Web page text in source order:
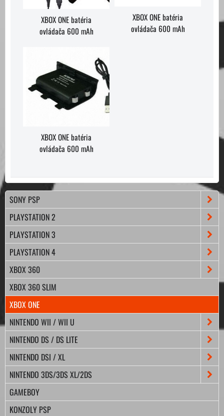
XBOX ONE batéria
ovládača 600 mAh
XBOX ONE batéria
ovládača 600 mAh
XBOX ONE batéria
ovládača 600 mAh
SONY PSP
PLAYSTATION 2
PLAYSTATION 3
PLAYSTATION 4
XBOX 360
XBOX 360 SLIM
XBOX ONE
NINTENDO WII / WII U
NINTENDO DS / DS LITE
NINTENDO DSI / XL
NINTENDO 3DS/3DS XL/2DS
GAMEBOY
KONZOLY PSP